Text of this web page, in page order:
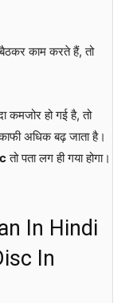
काम करते हैं, तो
कमजोर हो गई है, तो
अधिक बढ़ जाता है।
तो पता लग ही गया होगा।
In Hindi
In